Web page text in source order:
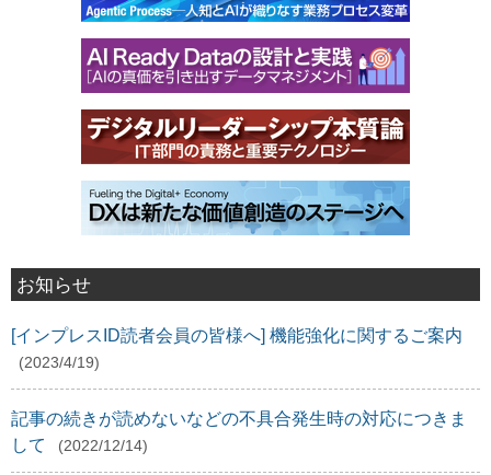
お知らせ
[インプレスID読者会員の皆様へ] 機能強化に関するご案内
(2023/4/19)
記事の続きが読めないなどの不具合発生時の対応につきま
して
(2022/12/14)